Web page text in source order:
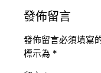
發佈留言
發佈留言必須填寫
標示為 *